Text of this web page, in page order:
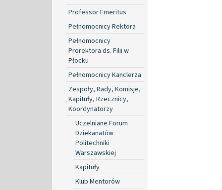
Professor Emeritus
Pełnomocnicy Rektora
Pełnomocnicy
Prorektora ds. Filii w
Płocku
Pełnomocnicy Kanclerza
Zespoły, Rady, Komisje,
Kapituły, Rzecznicy,
Koordynatorzy
Uczelniane Forum
Dziekanatów
Politechniki
Warszawskiej
Kapituły
Klub Mentorów